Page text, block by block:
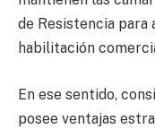
de Resistencia
habilitación
En ese sentido,
posee ventajas